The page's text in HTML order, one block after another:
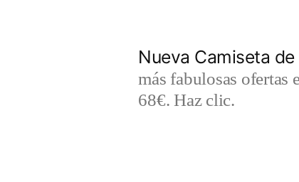
Nueva Camiseta
más fabulosas ofertas
68€. Haz clic.